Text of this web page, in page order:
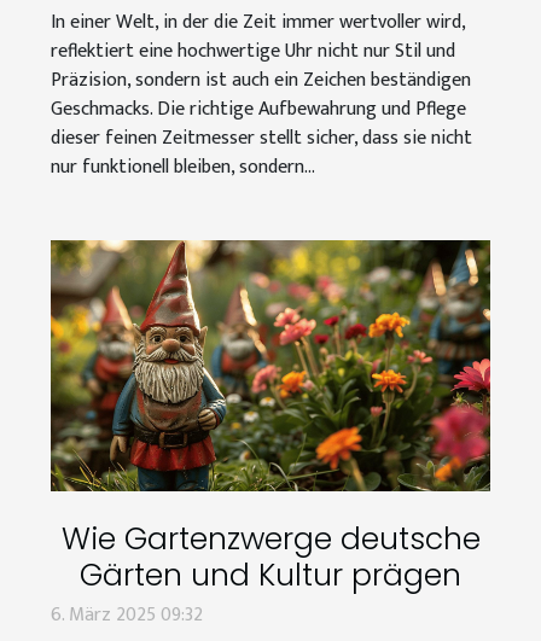
In einer Welt, in der die Zeit immer wertvoller wird,
reflektiert eine hochwertige Uhr nicht nur Stil und
Präzision, sondern ist auch ein Zeichen beständigen
Geschmacks. Die richtige Aufbewahrung und Pflege
dieser feinen Zeitmesser stellt sicher, dass sie nicht
nur funktionell bleiben, sondern...
Wie Gartenzwerge deutsche
Gärten und Kultur prägen
6. März 2025 09:32